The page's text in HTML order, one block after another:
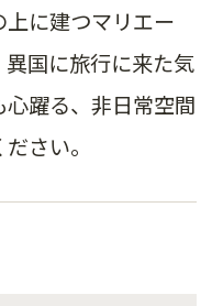
に建つマリエー
国に旅行に来た気
躍る、非日常空間
さい。